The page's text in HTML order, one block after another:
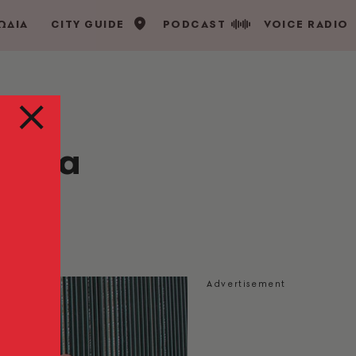
CITY GUIDE PODCAST VOICE RADIO